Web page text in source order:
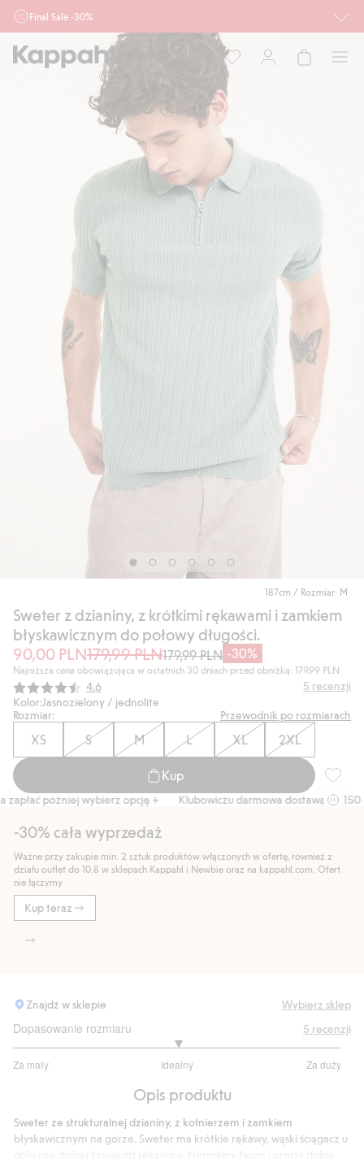
Final Sale -30%
Ważne przy zakupie min. 2 sztuk produktów włączonych w ofertę, również z
działu outlet do 10.8 w sklepach Kappahl i Newbie oraz na kappahl.com. Ofert
nie łączymy
Mężczyzna Dziecko
187cm / Rozmiar: M
Sweter z dzianiny, z krótkimi rękawami i zamkiem
błyskawicznym do połowy długości.
90,00 PLN179,99 PLN179,99 PLN -30%
Najniższa cena obowiązująca w ostatnich 30 dniach przed obniżką: 179,99 PLN
Średnia ocena:
4.6 5 recenzji
Kolor:Jasnozielony / jednolite
Rozmiar:
Przewodnik po rozmiarach
XS S M L XL 2XL
Kup
później wybierz opcję + Klubowiczu darmowa dostawa od 150 zł
-30% cała wyprzedaż
Ważne przy zakupie min. 2 sztuk produktów włączonych w ofertę, również z
działu outlet do 10.8 w sklepach Kappahl i Newbie oraz na kappahl.com. Ofert
nie łączymy
Kup teraz
Znajdź w sklepie Wybierz sklep
Dopasowanie rozmiaru
Za mały Idealny Za duży
na
4
głosów
5 recenzji
Opis produktu
Sweter ze strukturalnej dzianiny, z kołnierzem i zamkiem
błyskawicznym na górze. Sweter ma krótkie rękawy, wąski ściągacz u